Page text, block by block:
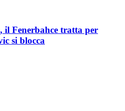
il Fenerbahce tratta per
si blocca